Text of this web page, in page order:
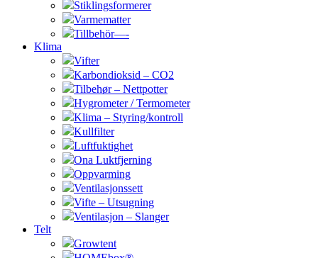
Stiklingsformerer
Varmematter
Tillbehör—-
Klima
Vifter
Karbondioksid – CO2
Tilbehør – Nettpotter
Hygrometer / Termometer
Klima – Styring/kontroll
Kullfilter
Luftfuktighet
Ona Luktfjerning
Oppvarming
Ventilasjonssett
Vifte – Utsugning
Ventilasjon – Slanger
Telt
Growtent